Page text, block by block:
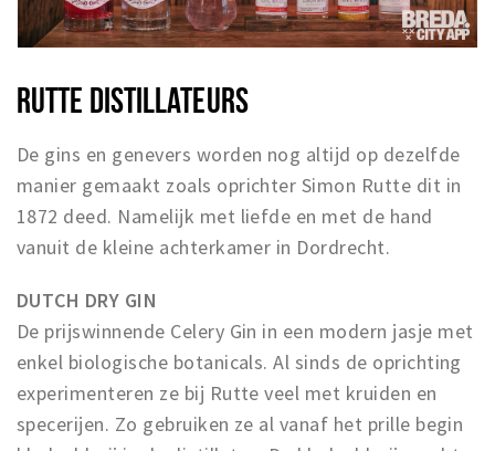
RUTTE DISTILLATEURS
De gins en genevers worden nog altijd op dezelfde
manier gemaakt zoals oprichter Simon Rutte dit in
1872 deed. Namelijk met liefde en met de hand
vanuit de kleine achterkamer in Dordrecht.
DUTCH DRY GIN
De prijswinnende Celery Gin in een modern jasje met
enkel biologische botanicals. Al sinds de oprichting
experimenteren ze bij Rutte veel met kruiden en
specerijen. Zo gebruiken ze al vanaf het prille begin